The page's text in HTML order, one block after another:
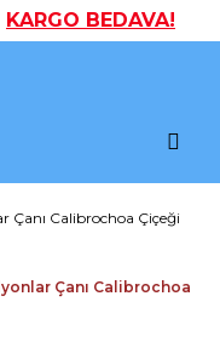
KARGO BEDAVA!